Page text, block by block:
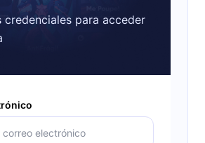
credenciales para acceder